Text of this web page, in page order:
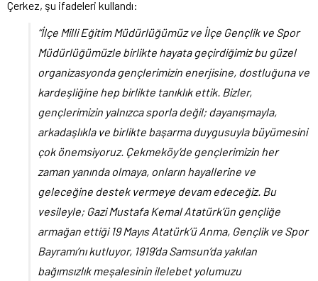
Çerkez, şu ifadeleri kullandı:
“İlçe Milli Eğitim Müdürlüğümüz ve İlçe Gençlik ve Spor
Müdürlüğümüzle birlikte hayata geçirdiğimiz bu güzel
organizasyonda gençlerimizin enerjisine, dostluğuna ve
kardeşliğine hep birlikte tanıklık ettik. Bizler,
gençlerimizin yalnızca sporla değil; dayanışmayla,
arkadaşlıkla ve birlikte başarma duygusuyla büyümesini
çok önemsiyoruz. Çekmeköy’de gençlerimizin her
zaman yanında olmaya, onların hayallerine ve
geleceğine destek vermeye devam edeceğiz. Bu
vesileyle; Gazi Mustafa Kemal Atatürk’ün gençliğe
armağan ettiği 19 Mayıs Atatürk’ü Anma, Gençlik ve Spor
Bayramı’nı kutluyor, 1919’da Samsun’da yakılan
bağımsızlık meşalesinin ilelebet yolumuzu